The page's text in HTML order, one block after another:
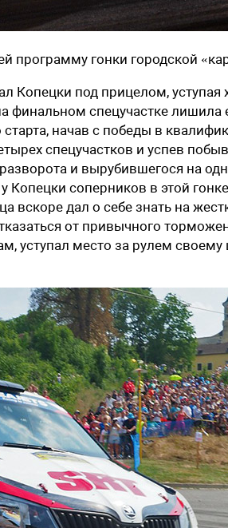
программу гонки городской
под прицелом, уступая
финальном спецучастке лишила
начав с победы в
спецучастков и успев
и вырубившегося на
Копецки соперников в этой
вскоре дал о себе знать на
от привычного
уступал место за рулем